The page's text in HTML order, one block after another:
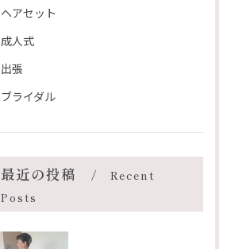
ヘアセット
成人式
出張
ブライダル
最近の投稿
Recent
Posts